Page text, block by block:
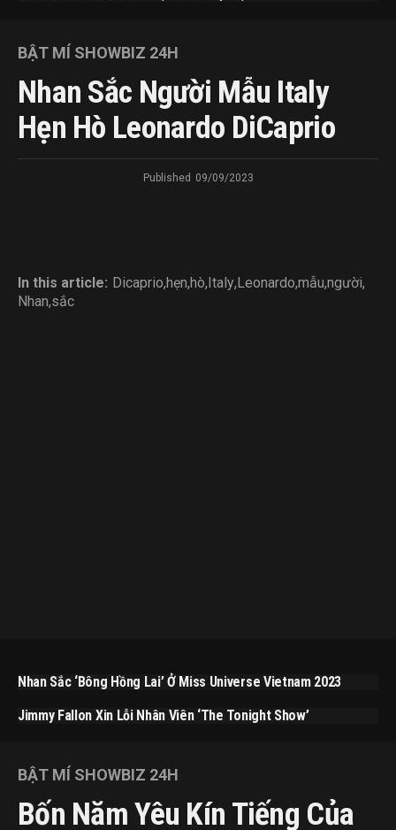
BẬT MÍ SHOWBIZ 24H
Nhan Sắc Người Mẫu Italy
Hẹn Hò Leonardo DiCaprio
Published 09/09/2023
In this article: Dicaprio,hẹn,hò,Italy,Leonardo,mẫu,người,
Nhan,sắc
Nhan Sắc ‘bông Hồng Lai’ Ở Miss Universe Vietnam 2023
Jimmy Fallon Xin Lỗi Nhân Viên ‘The Tonight Show’
BẬT MÍ SHOWBIZ 24H
Bốn Năm Yêu Kín Tiếng Của